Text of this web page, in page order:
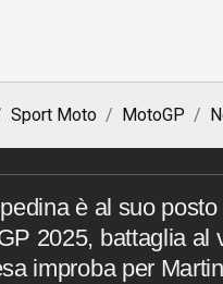
Sport Moto MotoGP
è al suo
2025, battaglia al
improba per Martin